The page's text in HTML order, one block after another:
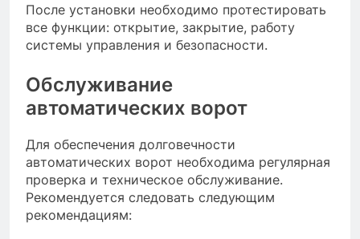
После установки необходимо протестировать
все функции: открытие, закрытие, работу
системы управления и безопасности.
Обслуживание
автоматических ворот
Для обеспечения долговечности
автоматических ворот необходима регулярная
проверка и техническое обслуживание.
Рекомендуется следовать следующим
рекомендациям: